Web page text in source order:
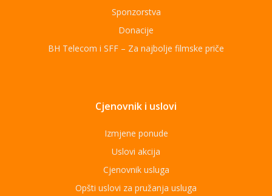
Sponzorstva
Donacije
BH Telecom i SFF – Za najbolje filmske priče
Cjenovnik i uslovi
Izmjene ponude
Uslovi akcija
Cjenovnik usluga
Opšti uslovi za pružanja usluga